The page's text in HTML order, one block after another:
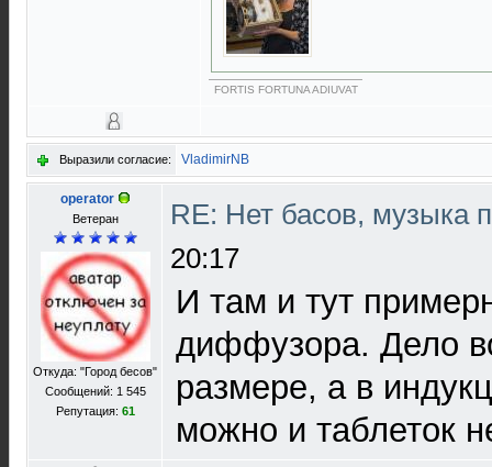
FORTIS FORTUNA ADIUVAT
Выразили согласие: VladimirNB
operator
Ветеран
Откуда: "Город бесов"
Сообщений: 1 545
Репутация: 61
RE: Нет басов, музыка
20:17
И там и тут
диффузора. Дело
размере, а в
можно и таблеток